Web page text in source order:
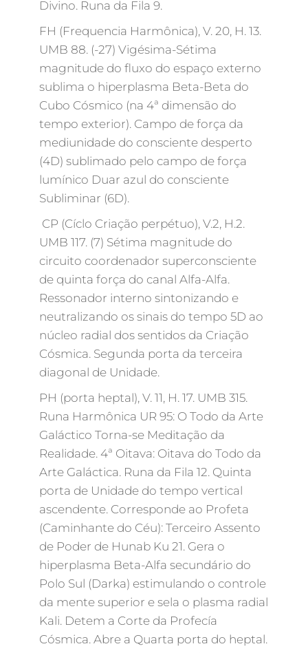
Divino. Runa da Fila 9.
FH (Frequencia Harmônica), V. 20, H. 13.
UMB 88. (-27) Vigésima-Sétima
magnitude do fluxo do espaço externo
sublima o hiperplasma Beta-Beta do
Cubo Cósmico (na 4ª dimensão do
tempo exterior). Campo de força da
mediunidade do consciente desperto
(4D) sublimado pelo campo de força
lumínico Duar azul do consciente
Subliminar (6D).
CP (Cíclo Criação perpétuo), V.2, H.2.
UMB 117. (7) Sétima magnitude do
circuito coordenador superconsciente
de quinta força do canal Alfa-Alfa.
Ressonador interno sintonizando e
neutralizando os sinais do tempo 5D ao
núcleo radial dos sentidos da Criação
Cósmica. Segunda porta da terceira
diagonal de Unidade.
PH (porta heptal), V. 11, H. 17. UMB 315.
Runa Harmônica UR 95: O Todo da Arte
Galáctico Torna-se Meditação da
Realidade. 4ª Oitava: Oitava do Todo da
Arte Galáctica. Runa da Fila 12. Quinta
porta de Unidade do tempo vertical
ascendente. Corresponde ao Profeta
(Caminhante do Céu): Terceiro Assento
de Poder de Hunab Ku 21. Gera o
hiperplasma Beta-Alfa secundário do
Polo Sul (Darka) estimulando o controle
da mente superior e sela o plasma radial
Kali. Detem a Corte da Profecía
Cósmica. Abre a Quarta porta do heptal.